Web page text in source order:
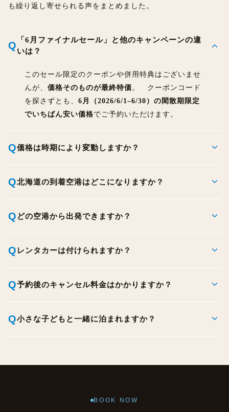
も繰り返し寄せられる声をまとめました。
Q
「6月ファイナルセール」と他のキャンペーンの違
いは？
expand_more
このセール限定のクーポンや併用特典はございませ
んが、 価格そのものが最終特価。 クーポンコード
を探さずとも、 6月（2026/6/1–6/30）の閑散期限定
でいちばん安い価格でご予約いただけます。
Q価格は時期により変動しますか？ expand_more
Q北海道の到着空港はどこになりますか？ expand_more
Q どの空港から出発できますか？ expand_more
Q レンタカーは付けられますか？ expand_more
Q予約後のキャンセル料金はかかりますか？ expand_more
Q小さな子どもと一緒に泊まれますか？ expand_more
BOOK NOW